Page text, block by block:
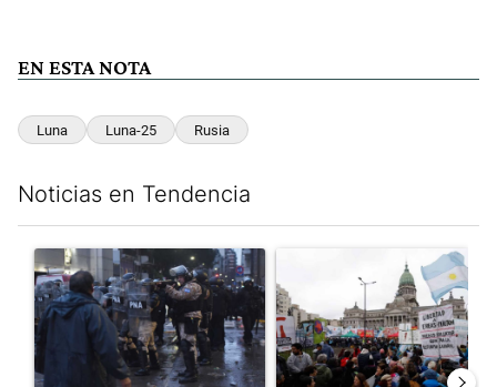
EN ESTA NOTA
Luna Luna-25 Rusia
Noticias en Tendencia
Un artículo de tendencia con el título "La tensión frente al
Un artículo de tendencia